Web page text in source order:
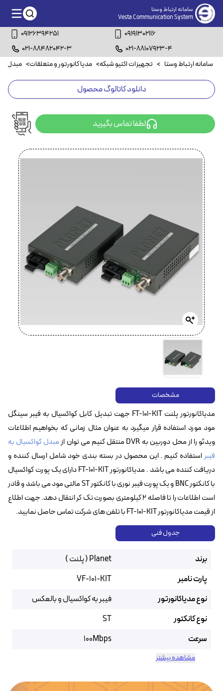
سامانه ارتباط وستا
Vesta Communication System
09126394251
09191302116
021-88482042-3
021-88107923-4
سامانه ارتباط وستا > تجهیزات اکتیو شبکه> مدیا کانورتور و متعلقات> مبدل
دانلود کاتالوگ محصول
لطفا تماس بگیرید
مشخصات
مدیاکانورتور پلنت FT-101-KIT جهت تبدیل کابل کواکسیال به فیبر سینگل
مود مورد استفاده قرار میگیرد به عنوان مثال زمانی که بخواهیم اطلاعات
ویدئو را از محل دوربین به DVR منتقل کنیم می توان از
مبدل کواکسیال به
فیبراستفاده کنیم . این محصول در بسته بندی خود شامل ارسال کننده و
دریافت کننده می باشد . مدیاکانورتور FT-101-KIT دارای یک پورت کواکسیال
با کانکتور BNC و یک پورت فیبر نوری با کانکتور ST مالتی مود می باشد و قادر
است اطلاعات را تا فاصله ۲ کیلومتری بصورت تک کر انتقال دهد. جهت اطلاع
از قیمت مدیاکانورتور FT-101-KIT با تلفن های شرکت تماس حاصل نمایید.
جدول فنی
برند
Planet ( پلنت )
پارت نامبر
VF-101-KIT
نوع مدیاکانورتور
فیبر به کواکسیال و بالعکس
نوع کانکتور
ST
سرعت
100Mbps
مشاهده بیشتر